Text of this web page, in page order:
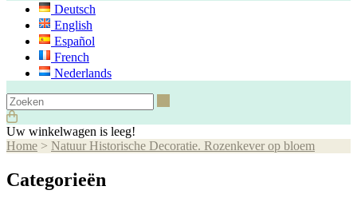
Deutsch
English
Español
French
Nederlands
Uw winkelwagen is leeg!
Home > Natuur Historische Decoratie. Rozenkever op bloem
Categorieën